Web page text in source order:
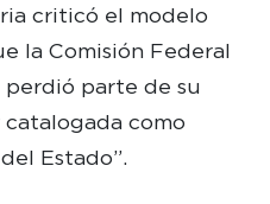
criticó el modelo
la Comisión Federal
parte de su
como
Estado”.